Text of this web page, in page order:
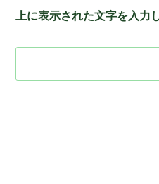
上に表示された文字を入力